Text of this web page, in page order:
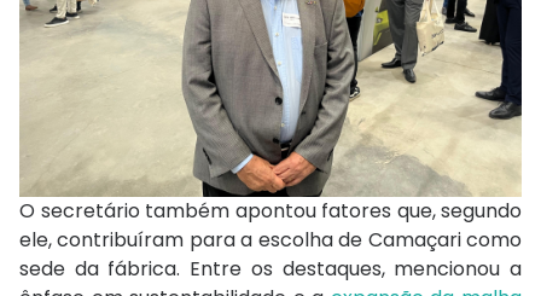
O secretário também apontou fatores que, segundo
ele, contribuíram para a escolha de Camaçari como
sede da fábrica. Entre os destaques, mencionou a